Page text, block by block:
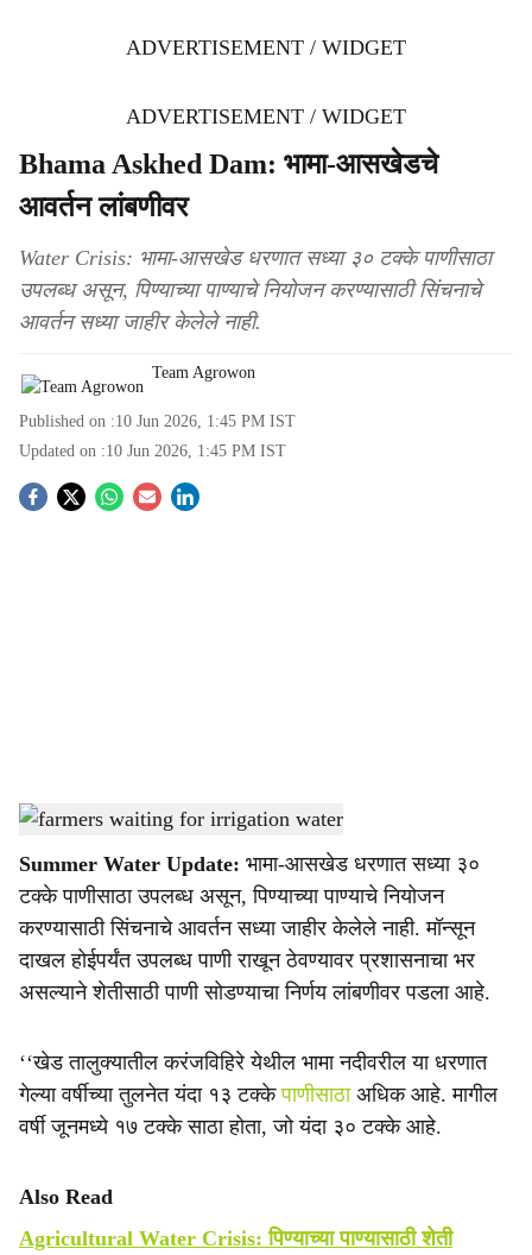
ADVERTISEMENT / WIDGET
ADVERTISEMENT / WIDGET
Bhama Askhed Dam: भामा-आसखेडचे
आवर्तन लांबणीवर
Water Crisis: भामा-आसखेड धरणात सध्या ३० टक्के पाणीसाठा
उपलब्ध असून, पिण्याच्या पाण्याचे नियोजन करण्यासाठी सिंचनाचे
आवर्तन सध्या जाहीर केलेले नाही.
Team Agrowon
Published on :10 Jun 2026, 1:45 PM IST
Updated on :10 Jun 2026, 1:45 PM IST
S
a
r
e
Bhama Askhed dam water storage update-Agrowon
Summer Water Update: भामा-आसखेड धरणात सध्या ३०
टक्के पाणीसाठा उपलब्ध असून, पिण्याच्या पाण्याचे नियोजन
करण्यासाठी सिंचनाचे आवर्तन सध्या जाहीर केलेले नाही. मॉन्सून
दाखल होईपर्यंत उपलब्ध पाणी राखून ठेवण्यावर प्रशासनाचा भर
असल्याने शेतीसाठी पाणी सोडण्याचा निर्णय लांबणीवर पडला आहे.
‘‘खेड तालुक्यातील करंजविहिरे येथील भामा नदीवरील या धरणात
गेल्या वर्षीच्या तुलनेत यंदा १३ टक्केपाणीसाठाअधिक आहे. मागील
वर्षी जूनमध्ये १७ टक्के साठा होता, जो यंदा ३० टक्के आहे.
Also Read
Agricultural Water Crisis: पिण्याच्या पाण्यासाठी शेती